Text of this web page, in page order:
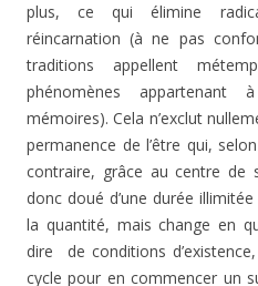
plus, ce qui élimine
réincarnation (à ne pas
traditions appellent
phénomènes appartenant
mémoires). Cela n’exclut
permanence de l’être qui,
contraire, grâce au centre de
donc doué d’une durée
la quantité, mais change en
dire de conditions
cycle pour en commencer un